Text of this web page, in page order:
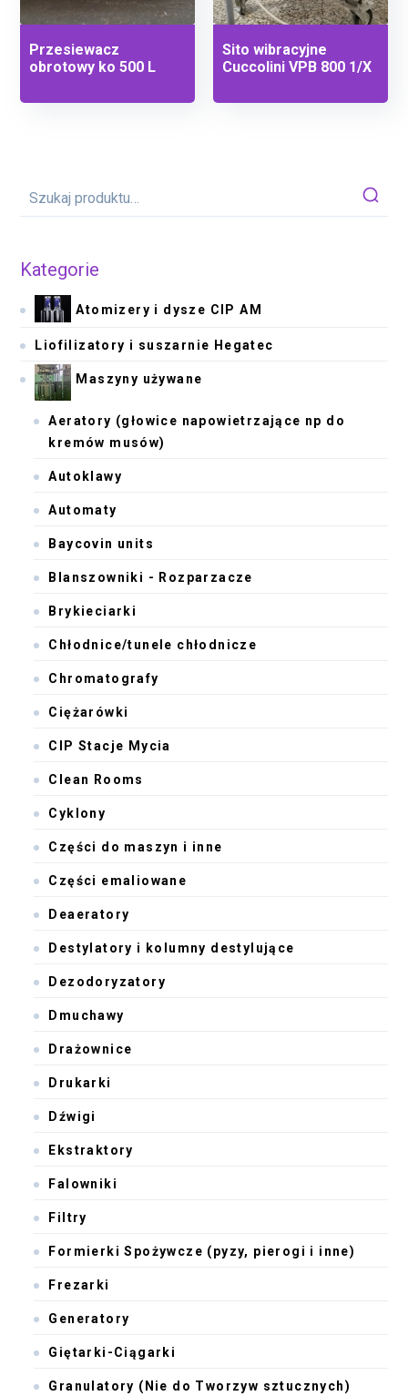
Przesiewacz
obrotowy ko 500 L
Sito wibracyjne
Cuccolini VPB 800 1/X
Kategorie
Atomizery i dysze CIP AM
Liofilizatory i suszarnie Hegatec
Maszyny używane
Aeratory (głowice napowietrzające np do
kremów musów)
Autoklawy
Automaty
Baycovin units
Blanszowniki - Rozparzacze
Brykieciarki
Chłodnice/tunele chłodnicze
Chromatografy
Ciężarówki
CIP Stacje Mycia
Clean Rooms
Cyklony
Części do maszyn i inne
Części emaliowane
Deaeratory
Destylatory i kolumny destylujące
Dezodoryzatory
Dmuchawy
Drażownice
Drukarki
Dźwigi
Ekstraktory
Falowniki
Filtry
Formierki Spożywcze (pyzy, pierogi i inne)
Frezarki
Generatory
Giętarki-Ciągarki
Granulatory (Nie do Tworzyw sztucznych)